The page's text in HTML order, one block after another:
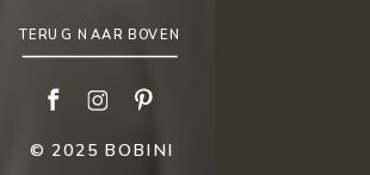
© 2025 BOBINI
TERUG NAAR BOVEN